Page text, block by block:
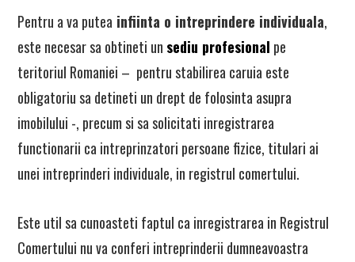
Pentru a va putea infiinta o intreprindere individuala,
este necesar sa obtineti un sediu profesional pe
teritoriul Romaniei – pentru stabilirea caruia este
obligatoriu sa detineti un drept de folosinta asupra
imobilului -, precum si sa solicitati inregistrarea
functionarii ca intreprinzatori persoane fizice, titulari ai
unei intreprinderi individuale, in registrul comertului.
Este util sa cunoasteti faptul ca inregistrarea in Registrul
Comertului nu va conferi intreprinderii dumneavoastra